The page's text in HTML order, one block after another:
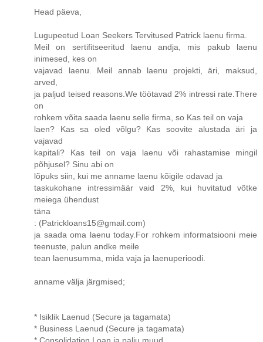
Head päeva,
Lugupeetud Loan Seekers Tervitused Patrick laenu firma.
Meil on sertifitseeritud laenu andja, mis pakub laenu
inimesed, kes on
vajavad laenu. Meil annab laenu projekti, äri, maksud,
arved,
ja paljud teised reasons.We töötavad 2% intressi rate.There
on
rohkem võita saada laenu selle firma, so Kas teil on vaja
laen? Kas sa oled võlgu? Kas soovite alustada äri ja
vajavad
kapitali? Kas teil on vaja laenu või rahastamise mingil
põhjusel? Sinu abi on
lõpuks siin, kui me anname laenu kõigile odavad ja
taskukohane intressimäär vaid 2%, kui huvitatud võtke
meiega ühendust
täna
: (Patrickloans15@gmail.com)
ja saada oma laenu today.For rohkem informatsiooni meie
teenuste, palun andke meile
tean laenusumma, mida vaja ja laenuperioodi.
anname välja järgmised;
* Isiklik Laenud (Secure ja tagamata)
* Business Laenud (Secure ja tagamata)
* Consolidation Loan ja palju muud.